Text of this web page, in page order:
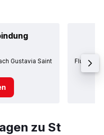
Gustavia Saint
Flug ab
zu St